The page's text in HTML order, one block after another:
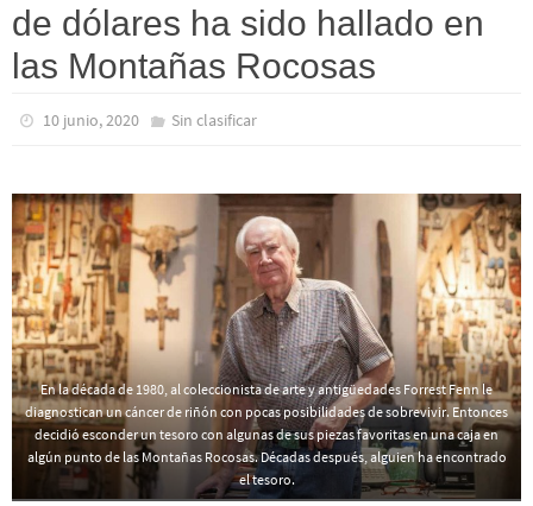
de dólares ha sido hallado en
las Montañas Rocosas
10 junio, 2020 Sin clasificar
En la década de 1980, al coleccionista de arte y antigüedades Forrest Fenn le
diagnostican un cáncer de riñón con pocas posibilidades de sobrevivir. Entonces
decidió esconder un tesoro con algunas de sus piezas favoritas en una caja en
algún punto de las Montañas Rocosas. Décadas después, alguien ha encontrado
el tesoro.